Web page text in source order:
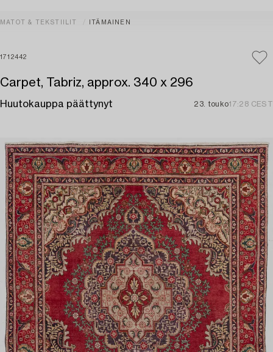
MATOT & TEKSTIILIT ITÄMAINEN
1712442
Carpet, Tabriz, approx. 340 x 296
Huutokauppa päättynyt 23. touko17:28 CEST